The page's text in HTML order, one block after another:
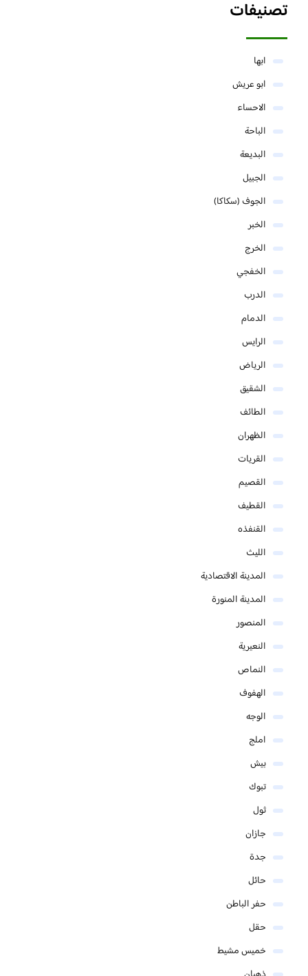
تصنيفات
ابها
ابو عريش
الاحساء
الباحة
البديعة
الجبيل
الجوف (سكاكا)
الخبر
الخرج
الخفجي
الدرب
الدمام
الرايس
الرياض
الشقيق
الطائف
الظهران
القريات
القصيم
القطيف
القنفذه
الليث
المدينة الاقتصادية
المدينة المنورة
المنصور
النعيرية
النماص
الهفوف
الوجه
املج
بيش
تبوك
ثول
جازان
جدة
حائل
حفر الباطن
حقل
خميس مشيط